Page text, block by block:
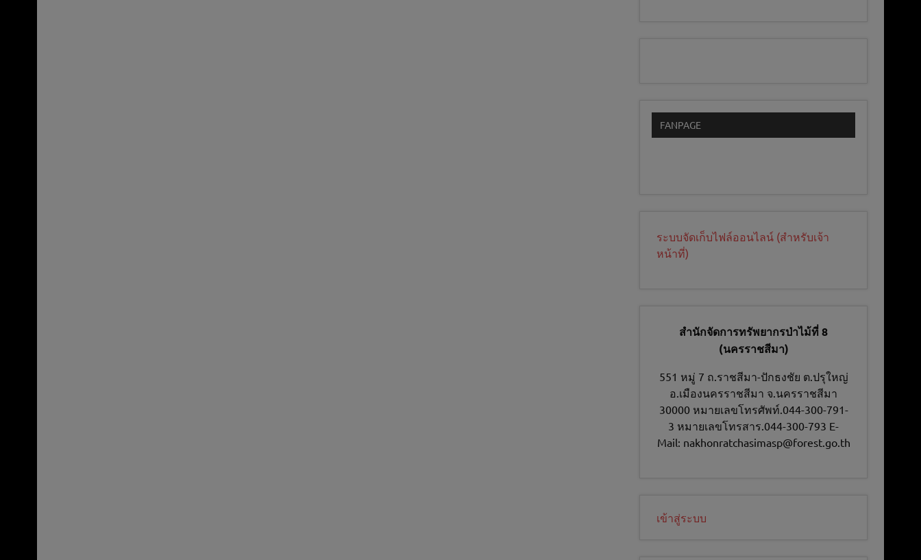
FANPAGE
ระบบจัดเก็บไฟล์ออนไลน์ (สำหรับเจ้า
หน้าที่)
สำนักจัดการทรัพยากรป่าไม้ที่ 8
(นครราชสีมา)
551 หมู่ 7 ถ.ราชสีมา-ปักธงชัย ต.ปรุใหญ่
อ.เมืองนครราชสีมา จ.นครราชสีมา
30000 หมายเลขโทรศัพท์.044-300-791-
3 หมายเลขโทรสาร.044-300-793 E-
Mail: nakhonratchasimasp@forest.go.th
เข้าสู่ระบบ